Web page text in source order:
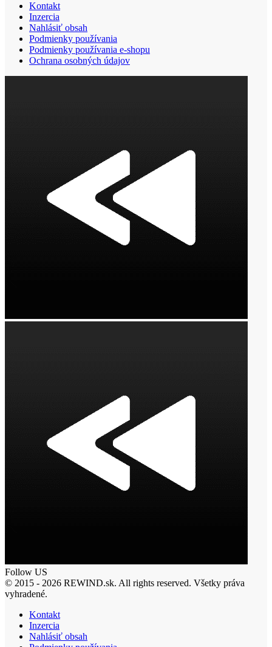
Kontakt
Inzercia
Nahlásiť obsah
Podmienky používania
Podmienky používania e-shopu
Ochrana osobných údajov
Follow US
© 2015 - 2026 REWIND.sk. All rights reserved. Všetky práva
vyhradené.
Kontakt
Inzercia
Nahlásiť obsah